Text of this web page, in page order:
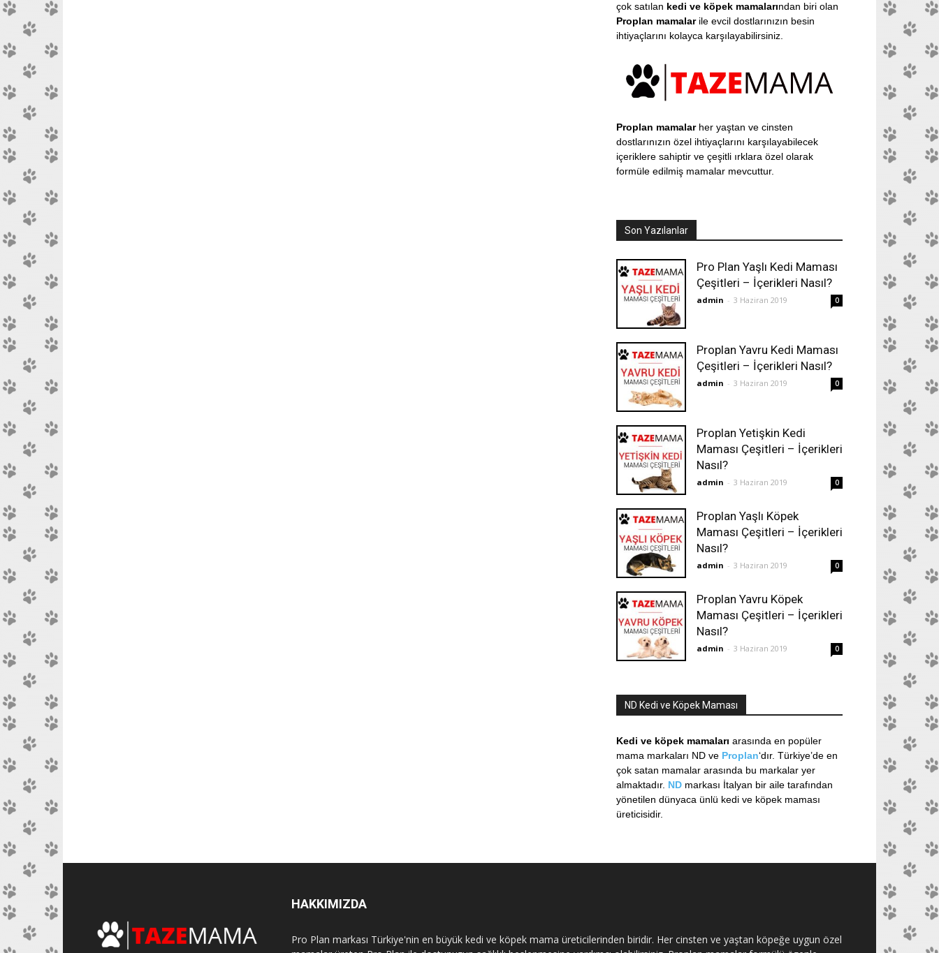
çok satılan kedi ve köpek mamalarından biri olan
Proplan mamalarile evcil dostlarınızın besin
ihtiyaçlarını kolayca karşılayabilirsiniz.
Proplan mamalarher yaştan ve cinsten
dostlarınızın özel ihtiyaçlarını karşılayabilecek
içeriklere sahiptir ve çeşitli ırklara özel olarak
formüle edilmiş mamalar mevcuttur.
Son Yazılanlar
Pro Plan Yaşlı Kedi Maması
Çeşitleri – İçerikleri Nasıl?
admin - 3 Haziran 2019 0
Proplan Yavru Kedi Maması
Çeşitleri – İçerikleri Nasıl?
admin - 3 Haziran 2019 0
Proplan Yetişkin Kedi
Maması Çeşitleri – İçerikleri
Nasıl?
admin - 3 Haziran 2019 0
Proplan Yaşlı Köpek
Maması Çeşitleri – İçerikleri
Nasıl?
admin - 3 Haziran 2019 0
Proplan Yavru Köpek
Maması Çeşitleri – İçerikleri
Nasıl?
admin - 3 Haziran 2019 0
ND Kedi ve Köpek Maması
Kedi ve köpek mamaları arasında en popüler
mama markaları ND ve Proplan‘dır. Türkiye’de en
çok satan mamalar arasında bu markalar yer
almaktadır. ND markası İtalyan bir aile tarafından
yönetilen dünyaca ünlü kedi ve köpek maması
üreticisidir.
HAKKIMIZDA
Pro Plan markası Türkiye'nin en büyük kedi ve köpek mama üreticilerinden biridir. Her cinsten ve yaştan köpeğe uygun özel